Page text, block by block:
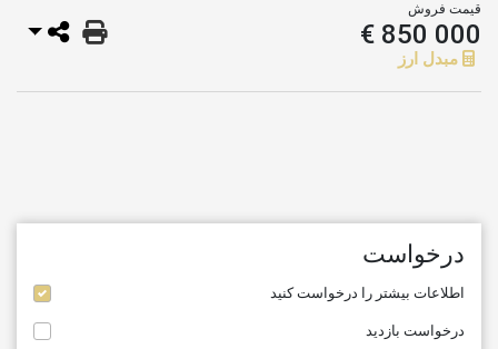
قیمت فروش
850 000 €
مبدل ارز
درخواست
اطلاعات بیشتر را درخواست کنید
درخواست بازدید